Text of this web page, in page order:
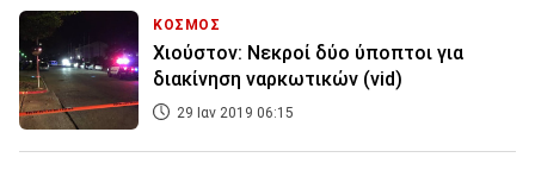
ΚΟΣΜΟΣ
Χιούστον: Νεκροί δύο ύποπτοι για
διακίνηση ναρκωτικών (vid)
29 Ιαν 2019 06:15